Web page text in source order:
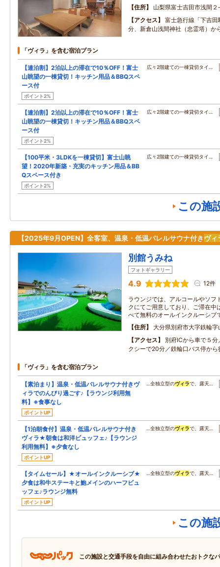
住所
山梨県富士吉田市浅間２
アクセス
富士急行線「下吉
分、新倉山浅間神社（忠霊塔）か
「ヴィラ」を含む宿泊プラン
【連泊割】2泊以上の滞在で10％OFF！富士
山眺望の一棟貸切！キッチン用品＆BBQスペ
ース付
ポイント2%
広々2階建ての一棟貸切タイ…
【連泊割】2泊以上の滞在で10％OFF！富士
山眺望の一棟貸切！キッチン用品＆BBQスペ
ース付
ポイント2%
広々2階建ての一棟貸切タイ…
【100平米・3LDKを一棟貸切】富士山眺
望！2020年新築・充実のキッチン用品＆BB
Qスペース付き
ポイント2%
広々2階建ての一棟貸切タイ…
この施
【2025年9月OPEN】全客室、温泉・低温バレルサウナ付きヴィ
別館うみね
フォトギャラリー
4.9 12件
ラウンジでは、アルコールやソフ
クにてご用意しており、ご滞在中
べて無料のオールインクルーシブ
住所
大分県別府市大字鉄輪
アクセス
別府ICから車で５
クシーで20分／鉄輪口バス停から
「ヴィラ」を含む宿泊プラン
【素泊まり】温泉・低温バレルサウナ付きヴ
ィラでのんびり過ごす♪【ラウンジ利用無
料】※食事なし
ポイントUP
…全独立型のヴィラで、露天…
【1泊朝食付】温泉・低温バレルサウナ付き
ヴィラ★朝食は和洋ビュッフェ♪【ラウンジ
利用無料】※夕食なし
ポイントUP
…全独立型のヴィラで、露天…
【タイムセール】★オールインクルーシブ★
夕食は和牛ステーキと鮑メインのハーフビュ
ッフェ♪ラウンジ無料
ポイントUP
…全独立型のヴィラで、露天…
この施
この施設と交通手段を自由に組み合わせたおトクな